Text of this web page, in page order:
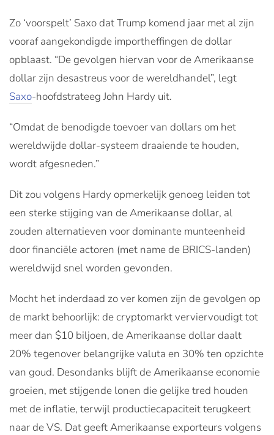
Zo ‘voorspelt’ Saxo dat Trump komend jaar met al zijn
vooraf aangekondigde importheffingen de dollar
opblaast. “De gevolgen hiervan voor de Amerikaanse
dollar zijn desastreus voor de wereldhandel”, legt
Saxo-hoofdstrateeg John Hardy uit.
“Omdat de benodigde toevoer van dollars om het
wereldwijde dollar-systeem draaiende te houden,
wordt afgesneden.”
Dit zou volgens Hardy opmerkelijk genoeg leiden tot
een sterke stijging van de Amerikaanse dollar, al
zouden alternatieven voor dominante munteenheid
door financiële actoren (met name de BRICS-landen)
wereldwijd snel worden gevonden.
Mocht het inderdaad zo ver komen zijn de gevolgen op
de markt behoorlijk: de cryptomarkt verviervoudigt tot
meer dan $10 biljoen, de Amerikaanse dollar daalt
20% tegenover belangrijke valuta en 30% ten opzichte
van goud. Desondanks blijft de Amerikaanse economie
groeien, met stijgende lonen die gelijke tred houden
met de inflatie, terwijl productiecapaciteit terugkeert
naar de VS. Dat geeft Amerikaanse exporteurs volgens